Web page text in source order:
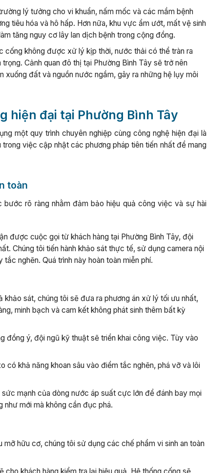
lý tưởng cho vi khuẩn, nấm mốc và các mầm bệnh
tiêu hóa và hô hấp. Hơn nữa, khu vực ẩm ướt, mất vệ sinh
tăng nguy cơ lây lan dịch bệnh trong cộng đồng.
cống không được xử lý kịp thời, nước thải có thể tràn ra
Cảnh quan đô thị tại Phường Bình Tây sẽ trở nên
xuống đất và nguồn nước ngầm, gây ra những hệ lụy môi
hiện đại tại Phường Bình Tây
một quy trình chuyên nghiệp cùng công nghệ hiện đại là
việc cập nhật các phương pháp tiên tiến nhất để mang
toàn
rõ ràng nhằm đảm bảo hiệu quả công việc và sự hài
được cuộc gọi từ khách hàng tại Phường Bình Tây, đội
Chúng tôi tiến hành khảo sát thực tế, sử dụng camera nội
nghẽn. Quá trình này hoàn toàn miễn phí.
khảo sát, chúng tôi sẽ đưa ra phương án xử lý tối ưu nhất,
minh bạch và cam kết không phát sinh thêm bất kỳ
đồng ý, đội ngũ kỹ thuật sẽ triển khai công việc. Tùy vào
có khả năng khoan sâu vào điểm tắc nghẽn, phá vỡ và lôi
sức mạnh của dòng nước áp suất cực lớn để đánh bay mọi
mới mà không cần đục phá.
hữu cơ, chúng tôi sử dụng các chế phẩm vi sinh an toàn